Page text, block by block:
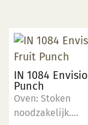
IN 1084
Punch
Oven: Stoken
noodzakelijk.